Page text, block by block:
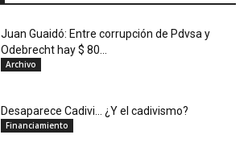
Juan Guaidó: Entre corrupción de Pdvsa y
Odebrecht hay $ 80...
Archivo
Desaparece Cadivi… ¿Y el cadivismo?
Financiamiento